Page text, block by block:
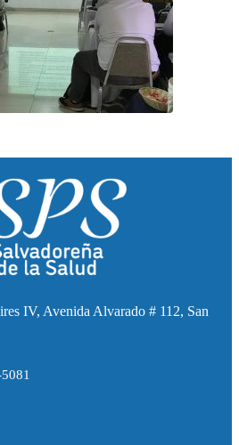
IV, Avenida Alvarado # 112, San